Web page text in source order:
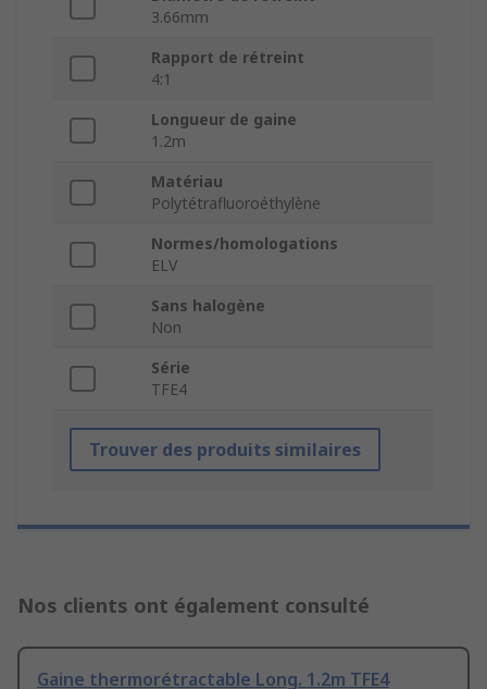
3.66mm
Rapport de rétreint
4:1
Longueur de gaine
1.2m
Matériau
Polytétrafluoroéthylène
Normes/homologations
ELV
Sans halogène
Non
Série
TFE4
Trouver des produits similaires
Nos clients ont également consulté
Gaine thermorétractable Long. 1.2m TFE4